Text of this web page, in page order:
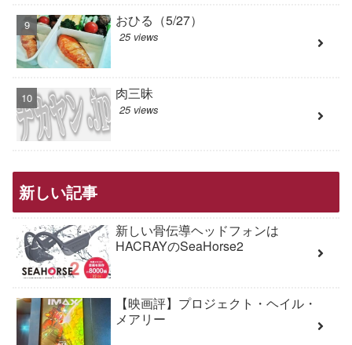
おひる（5/27）
25 views
肉三昧
25 views
新しい記事
新しい骨伝導ヘッドフォンは
HACRAYのSeaHorse2
【映画評】プロジェクト・ヘイル・
メアリー